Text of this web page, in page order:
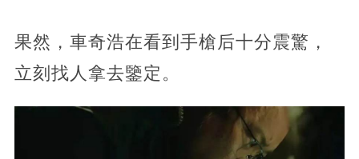
果然，車奇浩在看到手槍后十分震驚，
立刻找人拿去鑒定。